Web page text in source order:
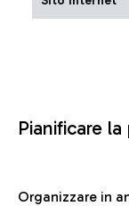
Pianificare
Organizzare in